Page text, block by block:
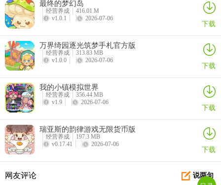
最终的梦幻岛
经营养成
416.01 M
v1.0.1
2026-07-06 下载
万界绮园逐光筑梦手札官方版
经营养成
313.83 MB
v1.0.0
2026-07-06 下载
我的小镇模拟世界
经营养成
356.44 MB
v1.9
2026-07-06 下载
瑞亚斯的韵律游戏无限货币版
经营养成
197.3 MB
v0.17.41
2026-07-06 下载
说两句
网友评论